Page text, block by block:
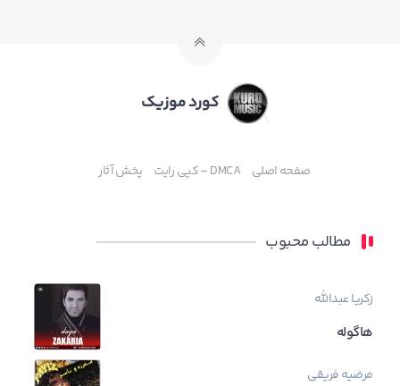
کورد موزیک
صفحه اصلی DMCA – کپی رایت پخش آثار
مطالب محبوب
زکریا عبدالله
هاگوله
مرضیه فریقی